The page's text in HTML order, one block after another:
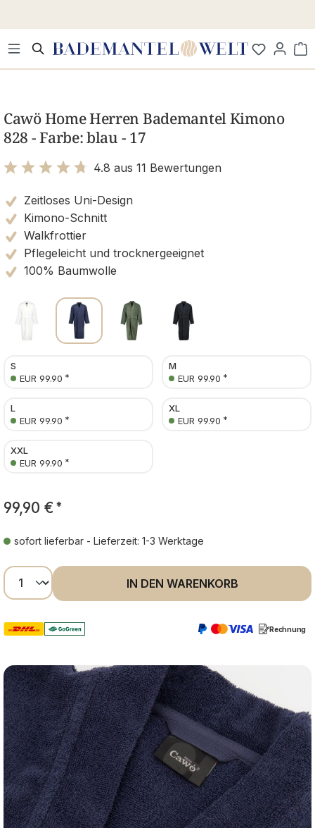
Cawö Home Herren Bademantel Kimono
828 - Farbe: blau - 17
4.8 aus 11 Bewertungen
Zeitloses Uni-Design
Kimono-Schnitt
Walkfrottier
Pflegeleicht und trocknergeeignet
100% Baumwolle
S
EUR 99.90 *
M
EUR 99.90 *
L
EUR 99.90 *
XL
EUR 99.90 *
XXL
EUR 99.90 *
99,90 € *
sofort lieferbar - Lieferzeit: 1-3 Werktage
Produkt Anzahl: Gib den gewünschten
IN DEN WARENKORB
Rechnung